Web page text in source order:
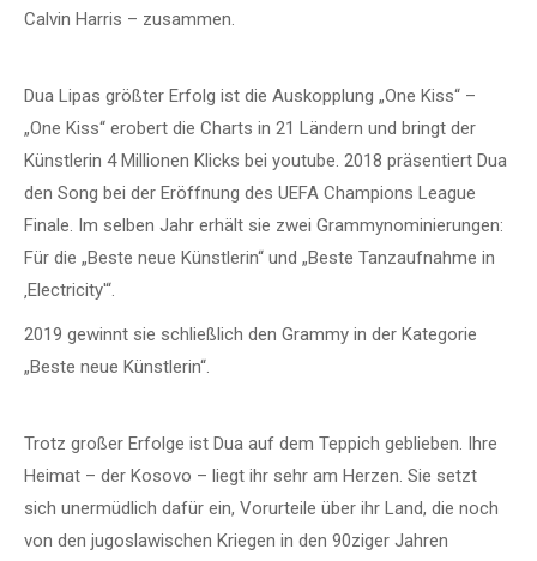
Calvin Harris – zusammen.
Dua Lipas größter Erfolg ist die Auskopplung „One Kiss“ –
„One Kiss“ erobert die Charts in 21 Ländern und bringt der
Künstlerin 4 Millionen Klicks bei youtube. 2018 präsentiert Dua
den Song bei der Eröffnung des UEFA Champions League
Finale. Im selben Jahr erhält sie zwei Grammynominierungen:
Für die „Beste neue Künstlerin“ und „Beste Tanzaufnahme in
‚Electricity'“.
2019 gewinnt sie schließlich den Grammy in der Kategorie
„Beste neue Künstlerin“.
Trotz großer Erfolge ist Dua auf dem Teppich geblieben. Ihre
Heimat – der Kosovo – liegt ihr sehr am Herzen. Sie setzt
sich unermüdlich dafür ein, Vorurteile über ihr Land, die noch
von den jugoslawischen Kriegen in den 90ziger Jahren